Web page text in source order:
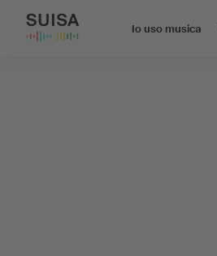
Io uso musica